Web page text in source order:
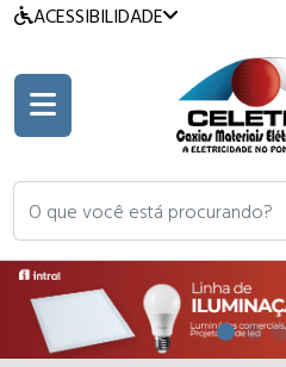
ACESSIBILIDADE
O que você está procurando?